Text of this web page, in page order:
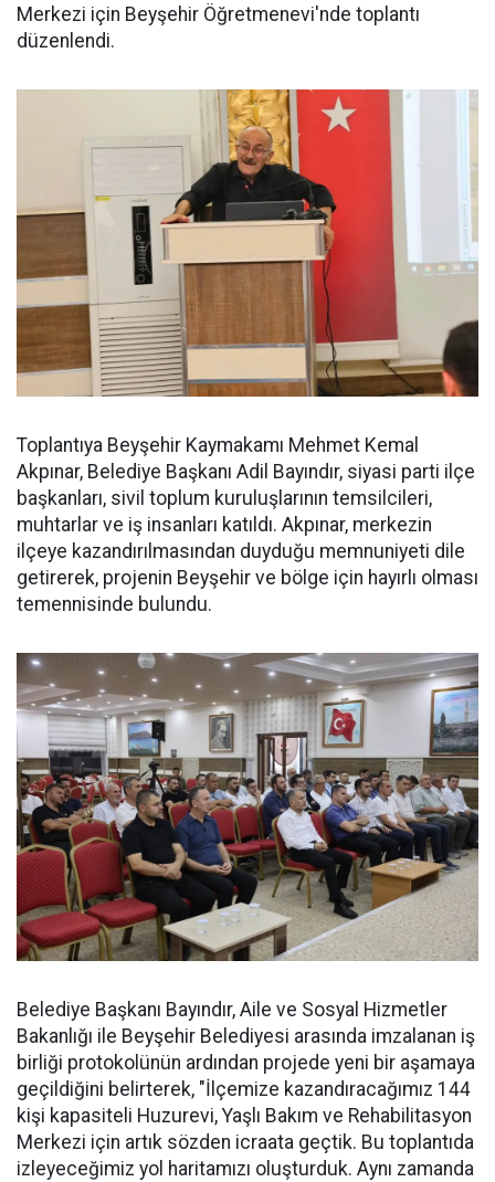
Merkezi için Beyşehir Öğretmenevi'nde toplantı
düzenlendi.
Toplantıya Beyşehir Kaymakamı Mehmet Kemal
Akpınar, Belediye Başkanı Adil Bayındır, siyasi parti ilçe
başkanları, sivil toplum kuruluşlarının temsilcileri,
muhtarlar ve iş insanları katıldı. Akpınar, merkezin
ilçeye kazandırılmasından duyduğu memnuniyeti dile
getirerek, projenin Beyşehir ve bölge için hayırlı olması
temennisinde bulundu.
Belediye Başkanı Bayındır, Aile ve Sosyal Hizmetler
Bakanlığı ile Beyşehir Belediyesi arasında imzalanan iş
birliği protokolünün ardından projede yeni bir aşamaya
geçildiğini belirterek, "İlçemize kazandıracağımız 144
kişi kapasiteli Huzurevi, Yaşlı Bakım ve Rehabilitasyon
Merkezi için artık sözden icraata geçtik. Bu toplantıda
izleyeceğimiz yol haritamızı oluşturduk. Aynı zamanda